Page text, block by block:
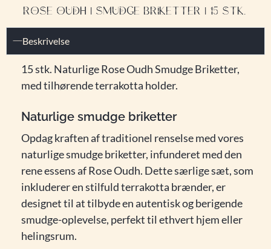
ROSE OUDH | SMUDGE BRIKETTER | 15 STK.
Beskrivelse
15 stk. Naturlige Rose Oudh Smudge Briketter,
med tilhørende terrakotta holder.
Naturlige smudge briketter
Opdag kraften af traditionel renselse med vores
naturlige smudge briketter, infunderet med den
rene essens af Rose Oudh. Dette særlige sæt, som
inkluderer en stilfuld terrakotta brænder, er
designet til at tilbyde en autentisk og berigende
smudge-oplevelse, perfekt til ethvert hjem eller
helingsrum.